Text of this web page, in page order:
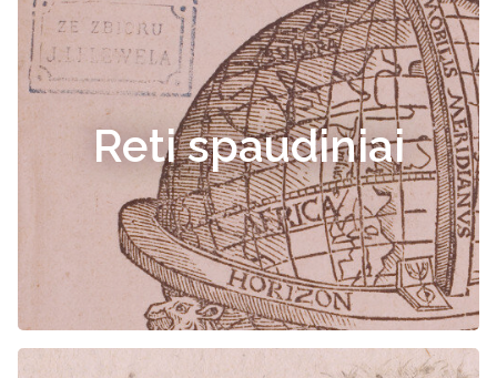
Reti spaudiniai